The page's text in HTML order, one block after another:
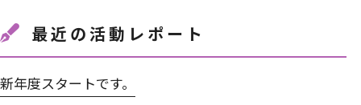
最近の活動レポート
新年度スタートです。